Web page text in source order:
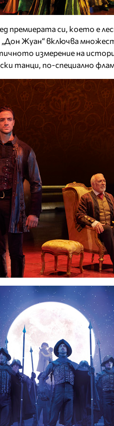
премиерата си, което е
Жуан“ включва
измерение на
танци, по-специално